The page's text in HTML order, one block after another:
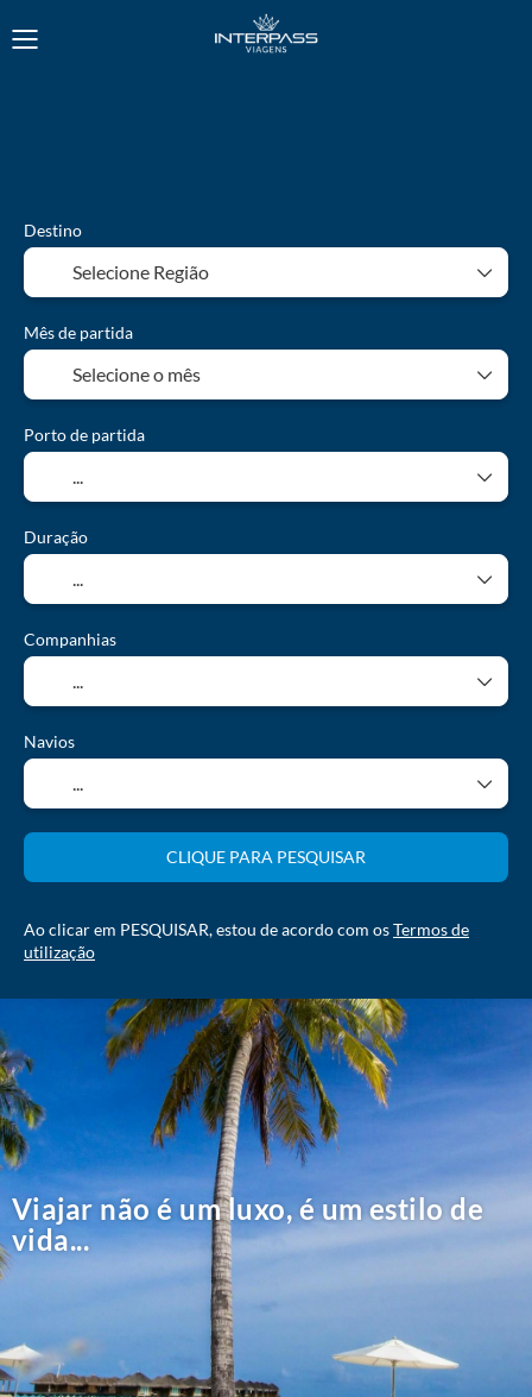
Viajar não é um luxo, é um estilo de
vida...
Destino
Mês de partida
Porto de partida
Duração
Companhias
Navios
CLIQUE PARA PESQUISAR
Ao clicar em PESQUISAR, estou de acordo com osTermos de
utilização